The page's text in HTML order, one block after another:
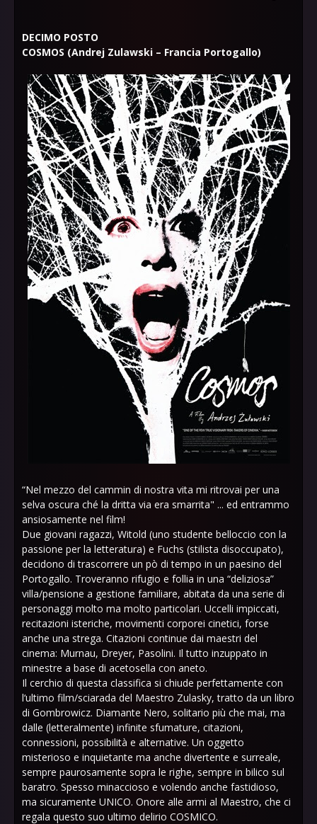
DECIMO POSTO
COSMOS (Andrej Zulawski – Francia Portogallo)
“Nel mezzo del cammin di nostra vita mi ritrovai per una
selva oscura ché la dritta via era smarrita" ... ed entrammo
ansiosamente nel film!
Due giovani ragazzi, Witold (uno studente belloccio con la
passione per la letteratura) e Fuchs (stilista disoccupato),
decidono di trascorrere un pò di tempo in un paesino del
Portogallo. Troveranno rifugio e follia in una “deliziosa”
villa/pensione a gestione familiare, abitata da una serie di
personaggi molto ma molto particolari. Uccelli impiccati,
recitazioni isteriche, movimenti corporei cinetici, forse
anche una strega. Citazioni continue dai maestri del
cinema: Murnau, Dreyer, Pasolini. Il tutto inzuppato in
minestre a base di acetosella con aneto.
Il cerchio di questa classifica si chiude perfettamente con
l‘ultimo film/sciarada del Maestro Zulasky, tratto da un libro
di Gombrowicz. Diamante Nero, solitario più che mai, ma
dalle (letteralmente) infinite sfumature, citazioni,
connessioni, possibilità e alternative. Un oggetto
misterioso e inquietante ma anche divertente e surreale,
sempre paurosamente sopra le righe, sempre in bilico sul
baratro. Spesso minaccioso e volendo anche fastidioso,
ma sicuramente UNICO. Onore alle armi al Maestro, che ci
regala questo suo ultimo delirio COSMICO.